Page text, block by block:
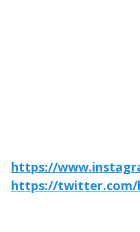
https://
https://twitter.com/